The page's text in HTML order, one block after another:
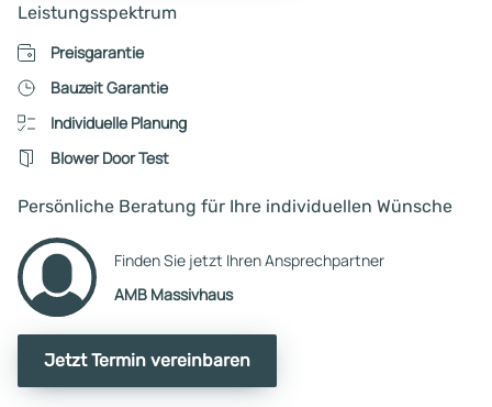
Leistungsspektrum
Preisgarantie
Bauzeit Garantie
Individuelle Planung
Blower Door Test
Persönliche Beratung für Ihre individuellen Wünsche
Finden Sie jetzt Ihren Ansprechpartner
AMB Massivhaus
Jetzt Termin vereinbaren